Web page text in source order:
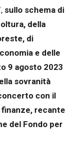
sullo schema di
della
di
e delle
9 agosto 2023
sovranità
con il
recante
del Fondo per